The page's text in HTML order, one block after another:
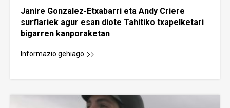
Janire Gonzalez-Etxabarri eta Andy Criere
surflariek agur esan diote Tahitiko txapelketari
bigarren kanporaketan
Informazio gehiago